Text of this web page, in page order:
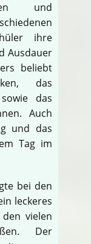
und
ihre
Ausdauer
beliebt
das
das
Auch
und das
Tag im
bei den
leckeres
vielen
Der